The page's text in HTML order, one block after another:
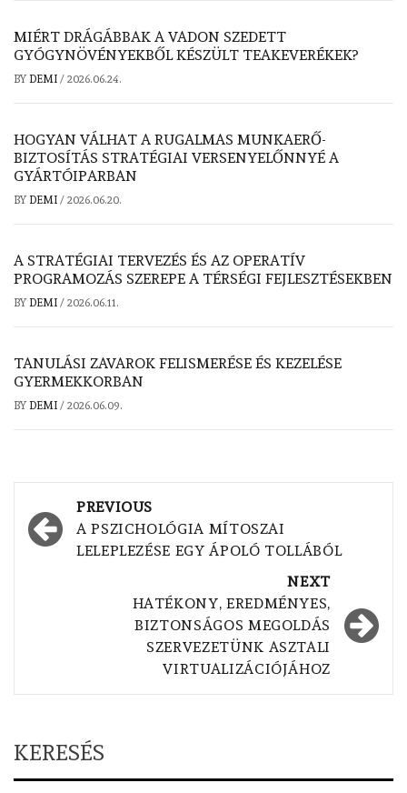
MIÉRT DRÁGÁBBAK A VADON SZEDETT
GYÓGYNÖVÉNYEKBŐL KÉSZÜLT TEAKEVERÉKEK?
BY DEMI / 2026.06.24.
HOGYAN VÁLHAT A RUGALMAS MUNKAERŐ-
BIZTOSÍTÁS STRATÉGIAI VERSENYELŐNNYÉ A
GYÁRTÓIPARBAN
BY DEMI / 2026.06.20.
A STRATÉGIAI TERVEZÉS ÉS AZ OPERATÍV
PROGRAMOZÁS SZEREPE A TÉRSÉGI FEJLESZTÉSEKBEN
BY DEMI / 2026.06.11.
TANULÁSI ZAVAROK FELISMERÉSE ÉS KEZELÉSE
GYERMEKKORBAN
BY DEMI / 2026.06.09.
Post
navigation
PREVIOUS
A PSZICHOLÓGIA MÍTOSZAI
LELEPLEZÉSE EGY ÁPOLÓ TOLLÁBÓL
NEXT
HATÉKONY, EREDMÉNYES,
BIZTONSÁGOS MEGOLDÁS
SZERVEZETÜNK ASZTALI
VIRTUALIZÁCIÓJÁHOZ
KERESÉS